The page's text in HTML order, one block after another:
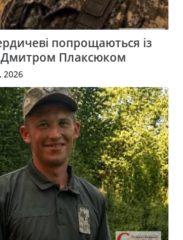
попрощаються із
Плаксюком
2026